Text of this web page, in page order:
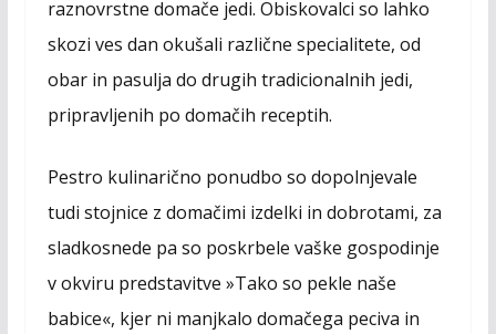
raznovrstne domače jedi. Obiskovalci so lahko
skozi ves dan okušali različne specialitete, od
obar in pasulja do drugih tradicionalnih jedi,
pripravljenih po domačih receptih.
Pestro kulinarično ponudbo so dopolnjevale
tudi stojnice z domačimi izdelki in dobrotami, za
sladkosnede pa so poskrbele vaške gospodinje
v okviru predstavitve »Tako so pekle naše
babice«, kjer ni manjkalo domačega peciva in